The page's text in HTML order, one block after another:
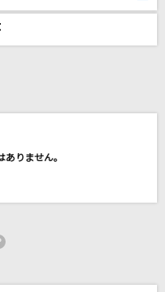
胡桃(小澤亜李)、若狭悠里